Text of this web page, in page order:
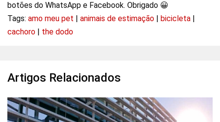
botões do WhatsApp e Facebook. Obrigado 😀
Tags: amo meu pet animais de estimação bicicleta
cachoro
the dodo
Artigos Relacionados